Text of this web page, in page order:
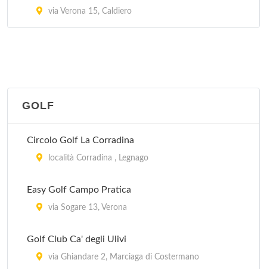
via Verona 15, Caldiero
GOLF
Circolo Golf La Corradina
località Corradina , Legnago
Easy Golf Campo Pratica
via Sogare 13, Verona
Golf Club Ca' degli Ulivi
via Ghiandare 2, Marciaga di Costermano